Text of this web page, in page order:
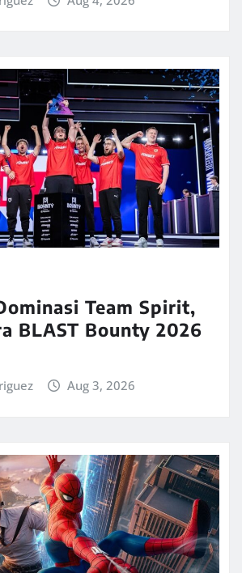
Team Spirit,
BLAST Bounty 2026
Aug 3, 2026